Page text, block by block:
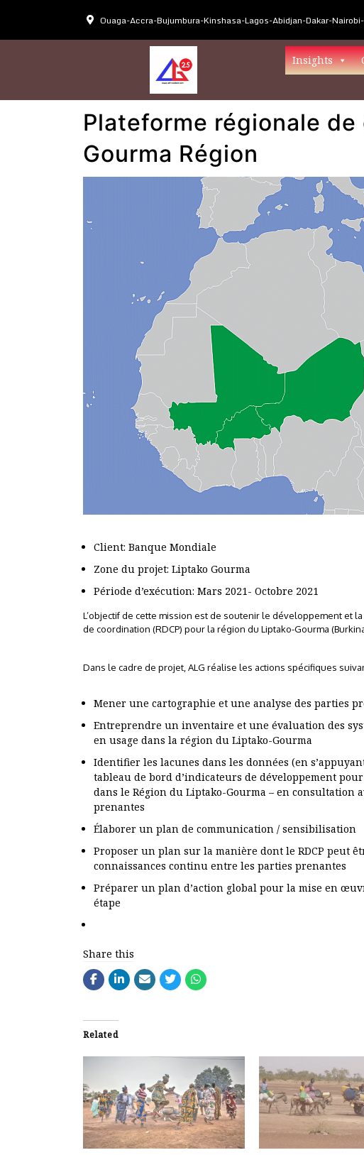
Ouaga-Accra-Bujumbura-Kinshasa-Lagos-Abidjan-Dakar-
Insights
Plateforme régionale
Gourma Région
Client: Banque Mondiale
Zone du projet: Liptako Gourma
Période d’exécution: Mars 2021- Octobre 2021
L’objectif de cette mission est de soutenir le développement et
de coordination (RDCP) pour la région du Liptako-Gourma
Dans le cadre de projet, ALG réalise les actions spécifiques
Mener une cartographie et une analyse des parties
Entreprendre un inventaire et une évaluation des
en usage dans la région du Liptako-Gourma
Identifier les lacunes dans les données (en
tableau de bord d’indicateurs de développement
dans le Région du Liptako-Gourma – en consultation
prenantes
Élaborer un plan de communication / sensibilisation
Proposer un plan sur la manière dont le RDCP peut
connaissances continu entre les parties prenantes
Préparer un plan d’action global pour la mise en
étape
Share this
Related